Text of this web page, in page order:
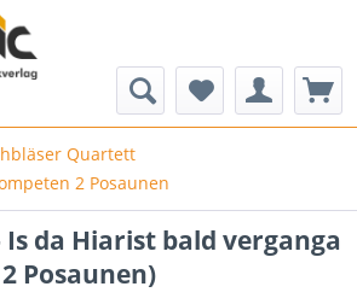
Quartett
2 Posaunen
Is da Hiarist bald verganga
Posaunen)